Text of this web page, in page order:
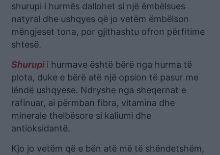
shurupi i hurmës dallohet si një ëmbëlsues
natyral dhe ushqyes që jo vetëm ëmbëlson
mëngjeset tona, por gjithashtu ofron përfitime
shtesë.
Shurupi i hurmave është bërë nga hurma të
plota, duke e bërë atë një opsion të pasur me
lëndë ushqyese. Ndryshe nga sheqernat e
rafinuar, ai përmban fibra, vitamina dhe
minerale thelbësore si kaliumi dhe
antioksidantë.
Kjo jo vetëm që e bën atë më të shëndetshëm,